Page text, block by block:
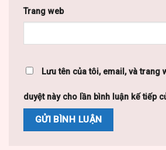
Trang web
Lưu tên của tôi, email, và trang
duyệt này cho lần bình luận kế tiếp